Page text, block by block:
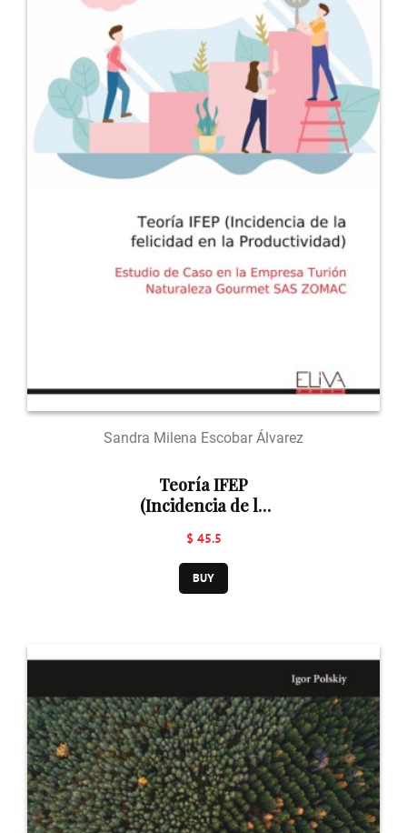
Sandra Milena Escobar Álvarez
Teoría IFEP
(Incidencia de la
Productividad)
$ 45.5
BUY